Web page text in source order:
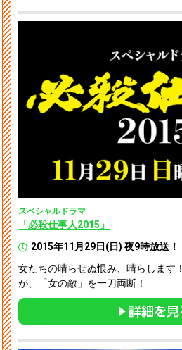
スペシャルドラマ
「必殺仕事人2015」
2015年11月29日(日) 夜9時放送！
女たちの晴らせぬ恨み、晴らします！
が、「女の敵」を一刀両断！